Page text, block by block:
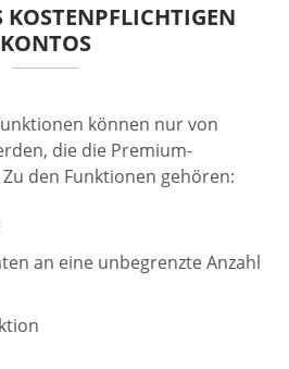
KOSTENPFLICHTIGEN
KONTOS
können nur von
die die Premium-
den Funktionen gehören:
an eine unbegrenzte Anzahl